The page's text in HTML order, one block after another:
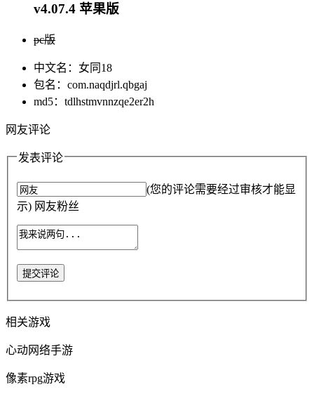
v4.07.4 苹果版
pc版
中文名：女同18
包名：com.naqdjrl.qbgaj
md5：tdlhstmvnnzqe2er2h
网友评论
发表评论
(您的评论需要经过审核才能显
示) 网友粉丝
提交评论
相关游戏
心动网络手游
像素rpg游戏